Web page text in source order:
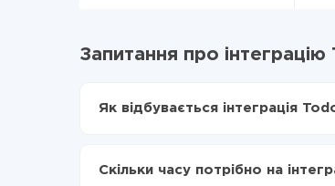
Запитання про
Як відбувається інтеграція
Включаєте автооновлення
Скільки часу потрібно на